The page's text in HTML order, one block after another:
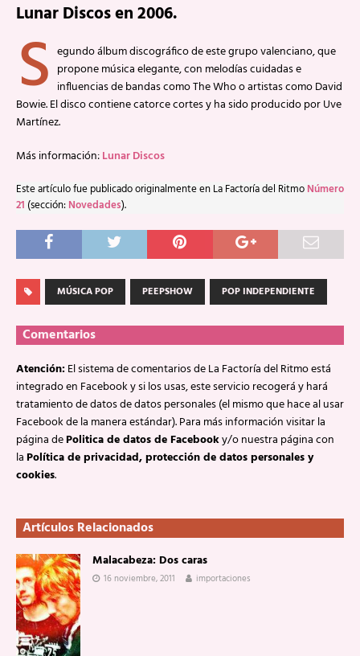
Lunar Discos en 2006.
S egundo álbum discográfico de este grupo valenciano, que
propone música elegante, con melodías cuidadas e
influencias de bandas como The Who o artistas como David
Bowie. El disco contiene catorce cortes y ha sido producido por Uve
Martínez.
Más información:Lunar Discos
Este artículo fue publicado originalmente en La Factoría del Ritmo Número
21 (sección: Novedades).
MÚSICA POP PEEPSHOW POP INDEPENDIENTE
Comentarios
Atención:El sistema de comentarios de La Factoría del Ritmo está
integrado en Facebook y si los usas, este servicio recogerá y hará
tratamiento de datos de datos personales (el mismo que hace al usar
Facebook de la manera estándar). Para más información visitar la
página dePolitica de datos de Facebooky/o nuestra página con
laPolítica de privacidad, protección de datos personales y
cookies.
Artículos Relacionados
Malacabeza: Dos caras
16 noviembre, 2011 importaciones